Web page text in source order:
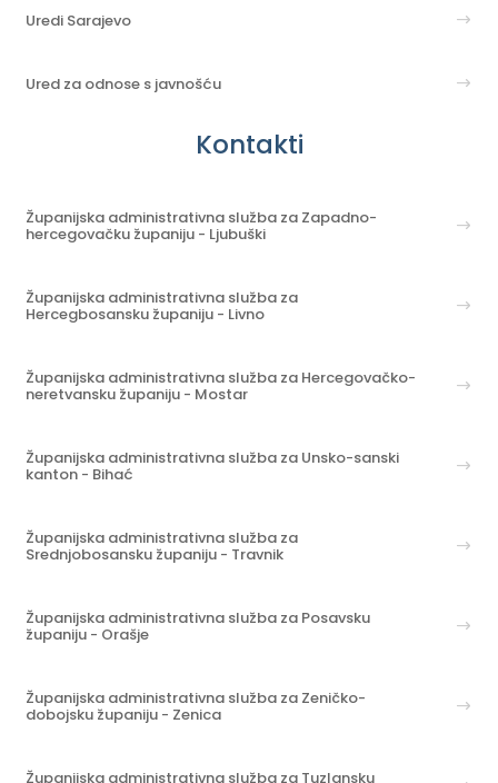
Uredi Sarajevo
Ured za odnose s javnošću
Kontakti
Županijska administrativna služba za Zapadno-
hercegovačku županiju - Ljubuški
Županijska administrativna služba za
Hercegbosansku županiju - Livno
Županijska administrativna služba za Hercegovačko-
neretvansku županiju - Mostar
Županijska administrativna služba za Unsko-sanski
kanton - Bihać
Županijska administrativna služba za
Srednjobosansku županiju - Travnik
Županijska administrativna služba za Posavsku
županiju - Orašje
Županijska administrativna služba za Zeničko-
dobojsku županiju - Zenica
Županijska administrativna služba za Tuzlansku